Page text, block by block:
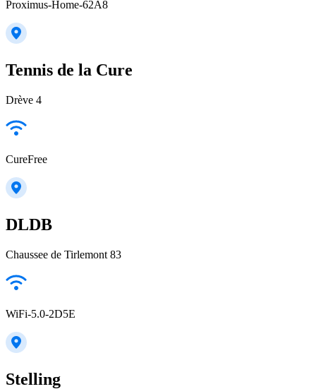
Proximus-Home-62A8
Tennis de la Cure
Drève 4
CureFree
DLDB
Chaussee de Tirlemont 83
WiFi-5.0-2D5E
Stelling